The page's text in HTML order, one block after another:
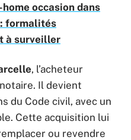
occasion dans
formalités
à surveiller
, l’acheteur
Il devient
du Code civil, avec un
Cette acquisition lui
ou revendre